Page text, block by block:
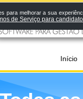
Início
para melhorar a sua
de Serviço para